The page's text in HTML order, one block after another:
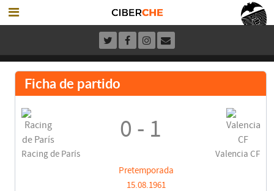
Ficha de partido
Racing de París
0 - 1
Valencia CF
Pretemporada
15.08.1961